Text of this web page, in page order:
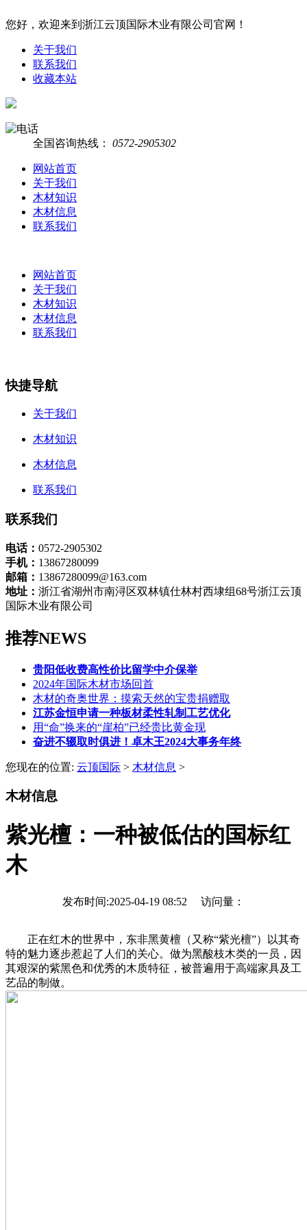
您好，欢迎来到浙江云顶国际木业有限公司官网！
关于我们
联系我们
收藏本站
全国咨询热线： 0572-2905302
网站首页
关于我们
木材知识
木材信息
联系我们
网站首页
关于我们
木材知识
木材信息
联系我们
快捷导航
关于我们
木材知识
木材信息
联系我们
联系我们
电话： 0572-2905302
手机： 13867280099
邮箱： 13867280099@163.com
地址： 浙江省湖州市南浔区双林镇仕林村西埭组68号浙江云顶
国际木业有限公司
推荐NEWS
贵阳低收费高性价比留学中介保举
2024年国际木材市场回首
木材的奇奥世界：摸索天然的宝贵捐赠取
江苏金恒申请一种板材柔性轧制工艺优化
用“命”换来的“崖柏”已经贵比黄金现
奋进不辍取时俱进！卓木王2024大事务年终
您现在的位置: 云顶国际 > 木材信息 >
木材信息
紫光檀：一种被低估的国标红
木
发布时间:2025-04-19 08:52 访问量：
正在红木的世界中，东非黑黄檀（又称“紫光檀”）以其奇
特的魅力逐步惹起了人们的关心。做为黑酸枝木类的一员，因
其艰深的紫黑色和优秀的木质特征，被普遍用于高端家具及工
艺品的制做。